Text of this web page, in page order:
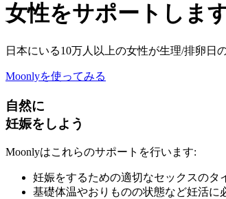
女性をサポートしま
日本にいる10万人以上の女性が生理/排卵日
Moonlyを使ってみる
自然に
妊娠をしよう
Moonlyはこれらのサポートを行います:
妊娠をするための適切なセックスのタ
基礎体温やおりものの状態など妊活に